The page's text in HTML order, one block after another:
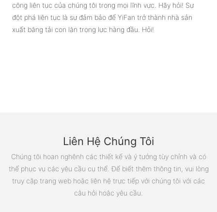
công liên tục của chúng tôi trong mọi lĩnh vực. Hãy hỏi! Sự
đột phá liên tục là sự đảm bảo để YiFan trở thành nhà sản
xuất băng tải con lăn trọng lực hàng đầu. Hỏi!
Liên Hệ Chúng Tôi
Chúng tôi hoan nghênh các thiết kế và ý tưởng tùy chỉnh và có
thể phục vụ các yêu cầu cụ thể. Để biết thêm thông tin, vui lòng
truy cập trang web hoặc liên hệ trực tiếp với chúng tôi với các
câu hỏi hoặc yêu cầu.